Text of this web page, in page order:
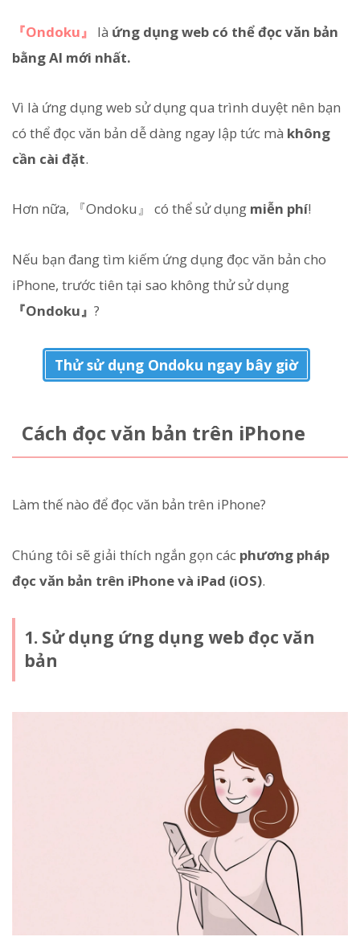
『Ondoku』 là ứng dụng web có thể đọc văn bản
bằng AI mới nhất.
Vì là ứng dụng web sử dụng qua trình duyệt nên bạn
có thể đọc văn bản dễ dàng ngay lập tức mà không
cần cài đặt.
Hơn nữa, 『Ondoku』 có thể sử dụng miễn phí!
Nếu bạn đang tìm kiếm ứng dụng đọc văn bản cho
iPhone, trước tiên tại sao không thử sử dụng
『Ondoku』 ?
Thử sử dụng Ondoku ngay bây giờ
Cách đọc văn bản trên iPhone
Làm thế nào để đọc văn bản trên iPhone?
Chúng tôi sẽ giải thích ngắn gọn các phương pháp
đọc văn bản trên iPhone và iPad (iOS).
1. Sử dụng ứng dụng web đọc văn
bản